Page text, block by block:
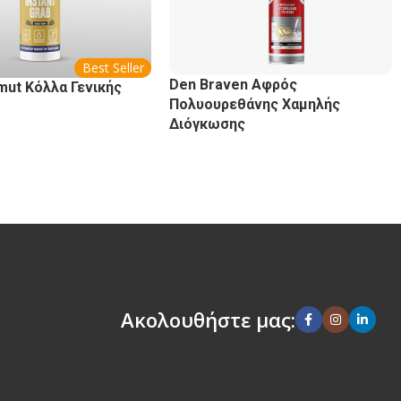
Best Seller
Κόλλα Γενικής
Den Braven Αφρός
Πολυουρεθάνης Χαμηλής
Διόγκωσης
Ακολουθήστε μας: